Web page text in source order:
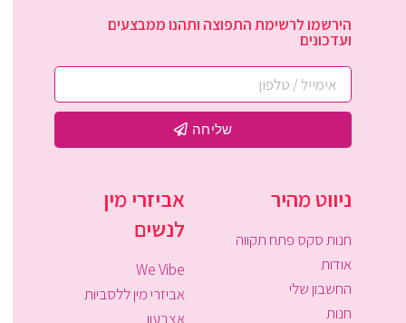
הירשמו לרשימת התפוצה ותהנו ממבצעים
ועדכונים
שליחה
ניווט מהיר
חנות סקס פתח תקווה
אודות
החשבון שלי
חנות
אביזרי מין
לנשים
We Vibe
אביזרי מין ללסביות
אצבעון